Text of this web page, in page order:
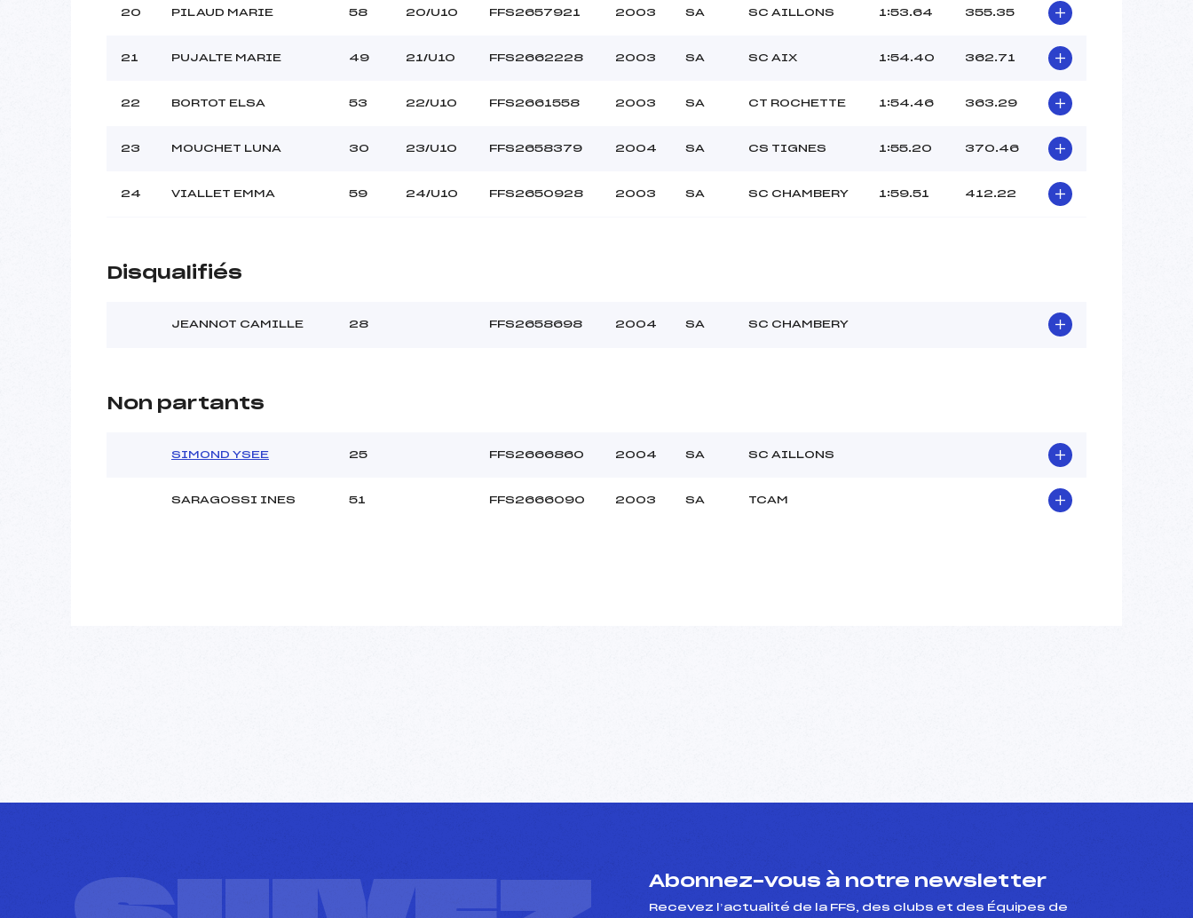
20 PILAUD MARIE 58 20/U10 FFS2657921 2003 SA SC AILLONS 1:53.64 355.35
21 PUJALTE MARIE 49 21/U10 FFS2662228 2003 SA SC AIX 1:54.40 362.71
22 BORTOT ELSA 53 22/U10 FFS2661558 2003 SA CT ROCHETTE 1:54.46 363.29
23 MOUCHET LUNA 30 23/U10 FFS2658379 2004 SA CS TIGNES 1:55.20 370.46
24 VIALLET EMMA 59 24/U10 FFS2650928 2003 SA SC CHAMBERY 1:59.51 412.22
Disqualifiés
JEANNOT CAMILLE 28 FFS2658698 2004 SA SC CHAMBERY
Non partants
SIMOND YSEE 25 FFS2666860 2004 SA SC AILLONS
SARAGOSSI INES 51 FFS2666090 2003 SA TCAM
Abonnez-vous à notre newsletter
Recevez l’actualité de la FFS, des clubs et des Équipes de